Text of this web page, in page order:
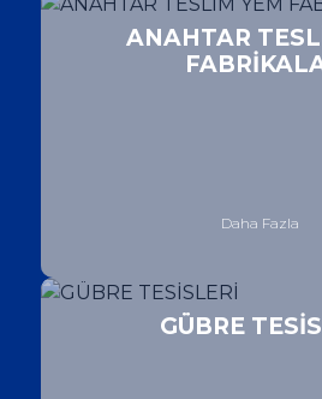
ANAHTAR
Daha Fazla
GÜBRE